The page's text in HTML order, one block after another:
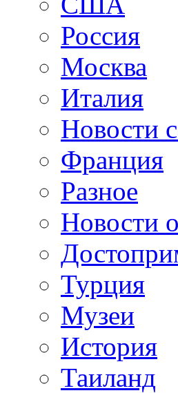
Россия
Москва
Италия
Новости
Франция
Разное
Новости
Турция
Музеи
История
Таиланд